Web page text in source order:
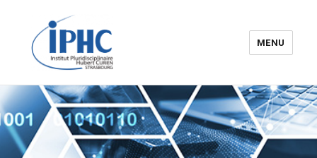
Institut pluridisciplinaire Hubert
Curien – IPHC
MENU